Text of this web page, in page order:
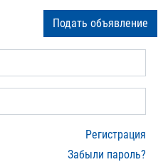
Подать объявление
Регистрация
Забыли пароль?